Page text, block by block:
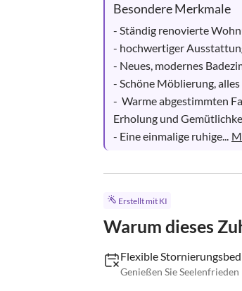
Besondere Merkmale
- Ständig renovierte
- hochwertiger
- Neues, modernes
- Schöne Möblierung,
-  Warme abgestimmten
Erholung und
- Eine einmalige ruhige...
Erstellt mit KI
Warum dieses
Flexible
Genießen Sie